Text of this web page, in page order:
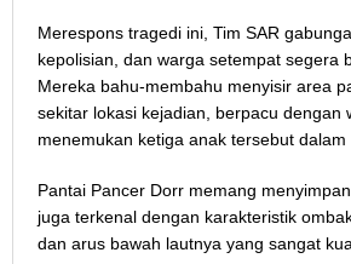
Merespons tragedi ini, Tim SAR
kepolisian, dan warga setempat segera
Mereka bahu-membahu menyisir area
sekitar lokasi kejadian, berpacu dengan
menemukan ketiga anak tersebut dalam
Pantai Pancer Dorr memang
juga terkenal dengan karakteristik
dan arus bawah lautnya yang sangat